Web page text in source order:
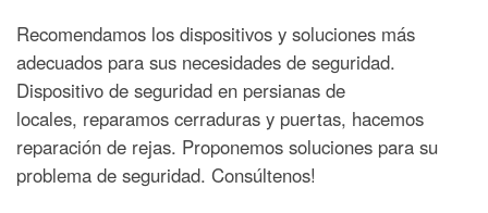
Recomendamos los dispositivos y soluciones más
adecuados para sus necesidades de seguridad.
Dispositivo de seguridad en persianas de
locales, reparamos cerraduras y puertas, hacemos
reparación de rejas. Proponemos soluciones para su
problema de seguridad. Consúltenos!